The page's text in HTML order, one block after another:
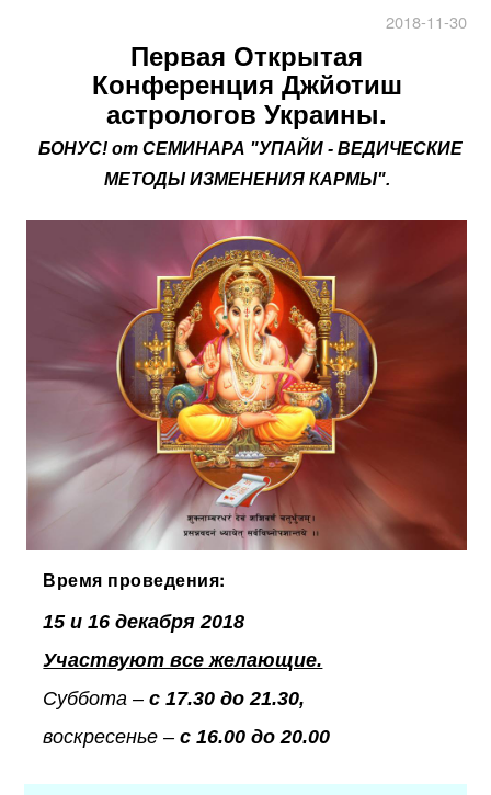
2018-11-30
Первая Открытая
Конференция Джйотиш
астрологов Украины.
БОНУС! от СЕМИНАРА "УПАЙИ - ВЕДИЧЕСКИЕ
МЕТОДЫ ИЗМЕНЕНИЯ КАРМЫ".
Время проведения:
15 и 16 декабря 2018
Участвуют все желающие.
Суббота –с 17.30 до 21.30,
воскресенье–с 16.00 до 20.00